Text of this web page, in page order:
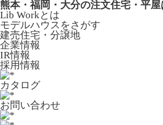
熊本・福岡・大分の注文住宅・平屋
Lib Workとは
モデルハウスをさがす
建売住宅・分譲地
企業情報
IR情報
採用情報
カタログ
お問い合わせ